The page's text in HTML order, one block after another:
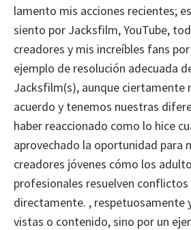
lamento mis acciones recientes;
siento por Jacksfilm, YouTube,
creadores y mis increíbles fans
ejemplo de resolución adecuada
Jacksfilm(s), aunque ciertamente
acuerdo y tenemos nuestras
haber reaccionado como lo hice
aprovechado la oportunidad para
creadores jóvenes cómo los
profesionales resuelven
directamente. , respetuosamente
vistas o contenido, sino por un